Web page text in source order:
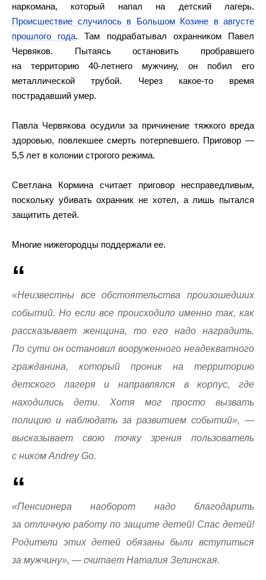
наркомана, который напал на детский лагерь.
Происшествие случилось в Большом Козине в августе
прошлого года. Там подрабатывал охранником Павел
Червяков. Пытаясь остановить пробравшего
на территорию 40-летнего мужчину, он побил его
металлической трубой. Через какое-то время
пострадавший умер.
Павла Червякова осудили за причинение тяжкого вреда
здоровью, повлекшее смерть потерпевшего. Приговор —
5,5 лет в колонии строгого режима.
Светлана Кормина считает приговор несправедливым,
поскольку убивать охранник не хотел, а лишь пытался
защитить детей.
Многие нижегородцы поддержали ее.
«Неизвестны все обстоятельства произошедших
событий. Но если все происходило именно так, как
рассказывает женщина, то его надо наградить.
По сути он остановил вооруженного неадекватного
гражданина, который проник на территорию
детского лагеря и направлялся в корпус, где
находились дети. Хотя мог просто вызвать
полицию и наблюдать за развитием событий», —
высказывает свою точку зрения пользователь
с ником Andrey Go.
«Пенсионера наоборот надо благодарить
за отличную работу по защите детей! Спас детей!
Родители этих детей обязаны были вступиться
за мужчину», — считает Наталия Зелинская.